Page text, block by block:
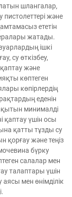
шлангалар,
және
ететін
жатады.
ішкі
су өткізбеу,
және
көптеген
көпірлердің
еденін
минималді
қаптау үшін осы
қатты тұзды су
қорғау және теңіз
бүрку
салалар мен
талаптары үшін
мен өнімділік